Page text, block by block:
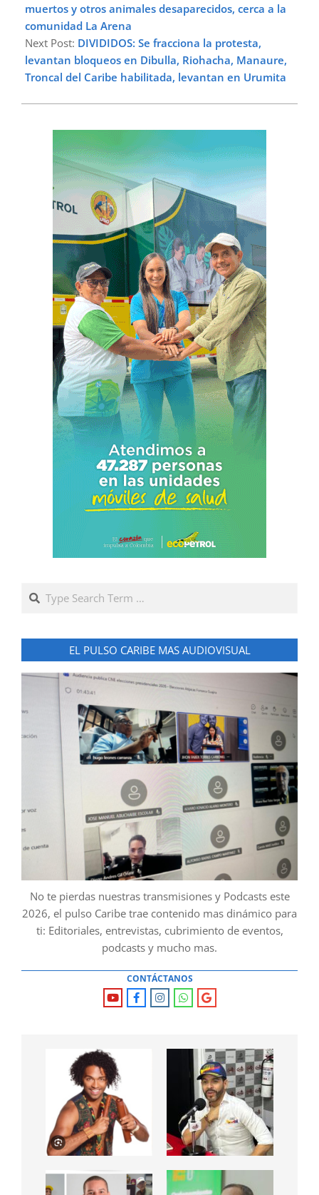
muertos y otros animales desaparecidos, cerca a la
comunidad La Arena
Next Post: DIVIDIDOS: Se fracciona la protesta,
levantan bloqueos en Dibulla, Riohacha, Manaure,
Troncal del Caribe habilitada, levantan en Urumita
Search
EL PULSO CARIBE MAS AUDIOVISUAL
No te pierdas nuestras transmisiones y Podcasts este
2026, el pulso Caribe trae contenido mas dinámico para
ti: Editoriales, entrevistas, cubrimiento de eventos,
podcasts y mucho mas.
CONTÁCTANOS